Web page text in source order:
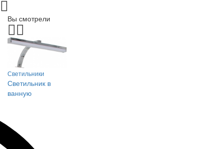
Вы смотрели
Светильники
Светильник в
ванную